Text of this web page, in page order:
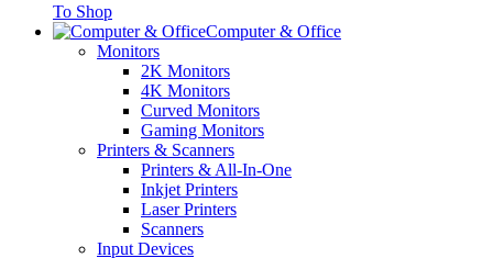
To Shop
Computer & Office
Monitors
2K Monitors
4K Monitors
Curved Monitors
Gaming Monitors
Printers & Scanners
Printers & All-In-One
Inkjet Printers
Laser Printers
Scanners
Input Devices